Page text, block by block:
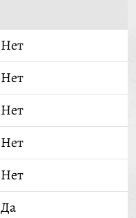
Нет
Нет
Нет
Нет
Нет
Да